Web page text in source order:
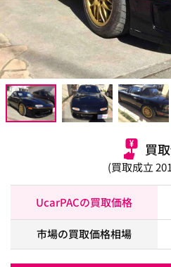
買
(買取成立
UcarPACの買取価格
市場の買取価格相場